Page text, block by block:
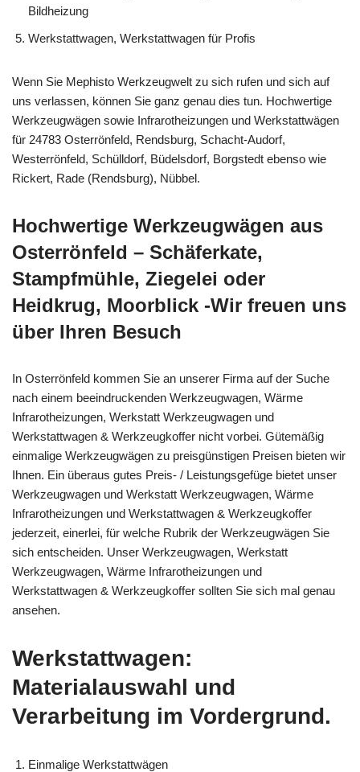
Bildheizung
Werkstattwagen, Werkstattwagen für Profis
Wenn Sie Mephisto Werkzeugwelt zu sich rufen und sich auf
uns verlassen, können Sie ganz genau dies tun. Hochwertige
Werkzeugwägen sowie Infrarotheizungen und Werkstattwägen
für 24783 Osterrönfeld, Rendsburg, Schacht-Audorf,
Westerrönfeld, Schülldorf, Büdelsdorf, Borgstedt ebenso wie
Rickert, Rade (Rendsburg), Nübbel.
Hochwertige Werkzeugwägen aus
Osterrönfeld – Schäferkate,
Stampfmühle, Ziegelei oder
Heidkrug, Moorblick -Wir freuen uns
über Ihren Besuch
In Osterrönfeld kommen Sie an unserer Firma auf der Suche
nach einem beeindruckenden Werkzeugwagen, Wärme
Infrarotheizungen, Werkstatt Werkzeugwagen und
Werkstattwagen & Werkzeugkoffer nicht vorbei. Gütemäßig
einmalige Werkzeugwägen zu preisgünstigen Preisen bieten wir
Ihnen. Ein überaus gutes Preis- / Leistungsgefüge bietet unser
Werkzeugwagen und Werkstatt Werkzeugwagen, Wärme
Infrarotheizungen und Werkstattwagen & Werkzeugkoffer
jederzeit, einerlei, für welche Rubrik der Werkzeugwägen Sie
sich entscheiden. Unser Werkzeugwagen, Werkstatt
Werkzeugwagen, Wärme Infrarotheizungen und
Werkstattwagen & Werkzeugkoffer sollten Sie sich mal genau
ansehen.
Werkstattwagen:
Materialauswahl und
Verarbeitung im Vordergrund.
Einmalige Werkstattwägen